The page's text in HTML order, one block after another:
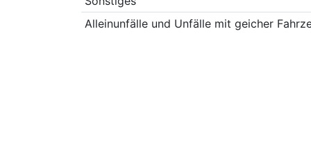
Alleinunfälle und Unfälle mit geicher